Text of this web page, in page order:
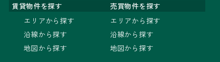
賃貸物件を探す
売買物件を探す
エリアから探す
沿線から探す
地図から探す
エリアから探す
沿線から探す
地図から探す